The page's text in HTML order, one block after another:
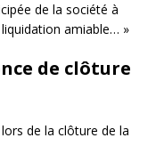
de la société à
amiable… »
de clôture
de la clôture de la